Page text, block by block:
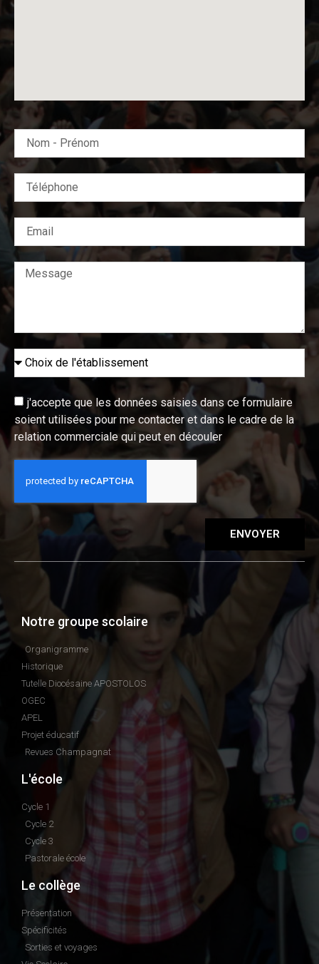
j'accepte que les données saisies dans ce formulaire
soient utilisées pour me contacter et dans le cadre de la
relation commerciale qui peut en découler
ENVOYER
Notre groupe scolaire
Organigramme
Historique
Tutelle Diocésaine APOSTOLOS
OGEC
APEL
Projet éducatif
Revues Champagnat
L'école
Cycle 1
Cycle 2
Cycle 3
Pastorale école
Le collège
Présentation
Spécificités
Sorties et voyages